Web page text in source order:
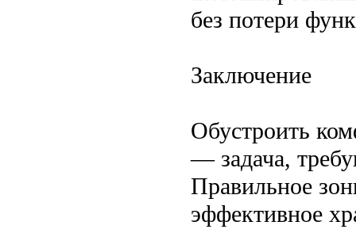
без потери
Заключение
Обустроить
— задача,
Правильное
эффективное